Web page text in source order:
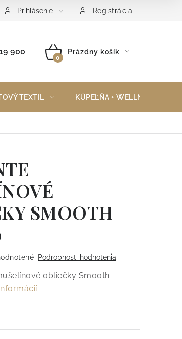
poriadok Vrátenie tovaru
Prihlásenie Registrácia
900
NÁKUPNÝ
Prázdny košík
TEXTIL KÚPEĽŇA + WELLNESS
SMOOTH
Podrobnosti hodnotenia
obliečky Smooth